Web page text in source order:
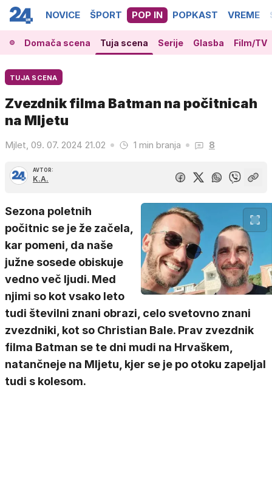
NOVICE ŠPORT POP IN POPKAST VREME
Domača scena Tuja scena Serije Glasba Film/TV
TUJA SCENA
Zvezdnik filma Batman na počitnicah
na Mljetu
Mjlet, 09. 07. 2024 21.02 1 min branja 8
AVTOR:
K.A.
Sezona poletnih
počitnic se je že začela,
kar pomeni, da naše
južne sosede obiskuje
vedno več ljudi. Med
njimi so kot vsako leto
tudi številni znani obrazi, celo svetovno znani
zvezdniki, kot so Christian Bale. Prav zvezdnik
filma Batman se te dni mudi na Hrvaškem,
natančneje na Mljetu, kjer se je po otoku zapeljal
tudi s kolesom.